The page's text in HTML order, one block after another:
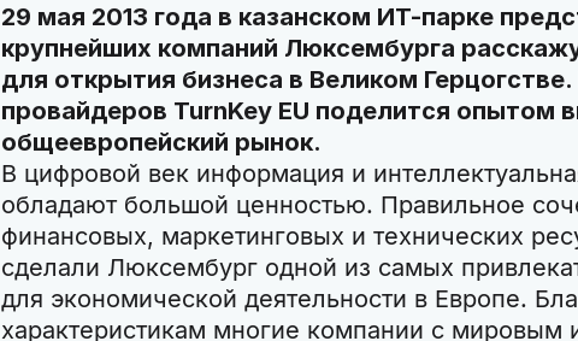
29 мая 2013 года в казанском ИТ-парке
крупнейших компаний Люксембурга
для открытия бизнеса в Великом
провайдеров TurnKey EU поделится опытом
общеевропейский рынок.
В цифровой век информация и
обладают большой ценностью. Правильное
финансовых, маркетинговых и технических
сделали Люксембург одной из самых
для экономической деятельности в Европе.
характеристикам многие компании с мировым